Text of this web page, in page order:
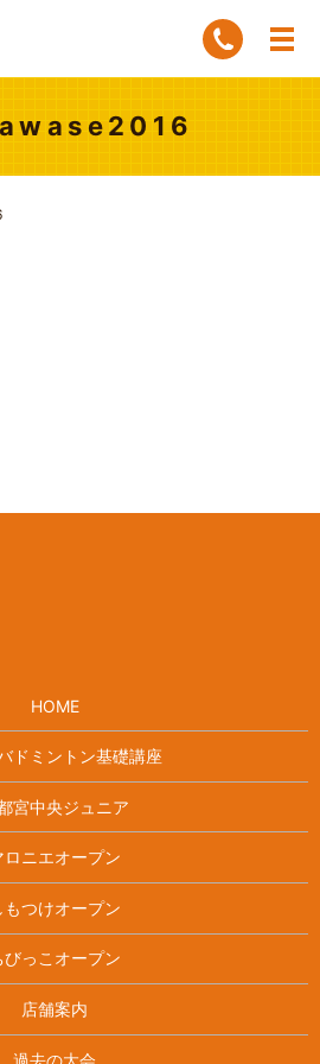
HOME
ドミントン基礎講座
宮中央ジュニア
ロニエオープン
もつけオープン
びっこオープン
店舗案内
過去の大会